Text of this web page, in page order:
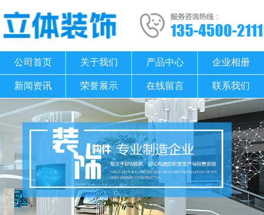
公司首页 关于我们 产品中心 企业相册
新闻资讯 荣誉展示 在线留言 联系我们